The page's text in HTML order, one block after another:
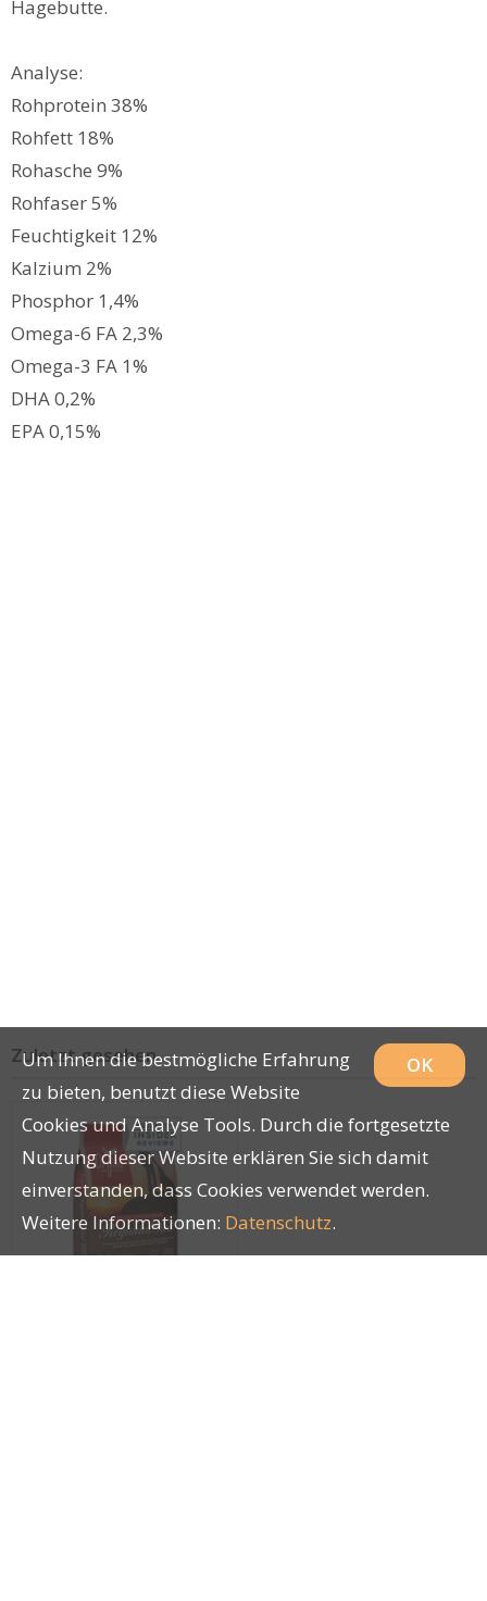
Hagebutte.
Analyse:
Rohprotein 38%
Rohfett 18%
Rohasche 9%
Rohfaser 5%
Feuchtigkeit 12%
Kalzium 2%
Phosphor 1,4%
Omega-6 FA 2,3%
Omega-3 FA 1%
DHA 0,2%
EPA 0,15%
Zuletzt gesehen OK
Um Ihnen die bestmögliche Erfahrung
zu bieten, benutzt diese Website
Cookies und Analyse Tools. Durch die fortgesetzte
Nutzung dieser Website erklären Sie sich damit
einverstanden, dass Cookies verwendet werden.
Weitere Informationen: Datenschutz.